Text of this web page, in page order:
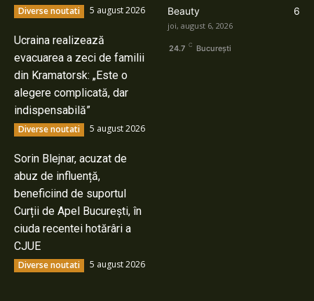
Diverse noutati 5 august 2026
Ucraina realizează
evacuarea a zeci de familii
din Kramatorsk: „Este o
alegere complicată, dar
indispensabilă”
Diverse noutati 5 august 2026
Sorin Blejnar, acuzat de
abuz de influență,
beneficiind de suportul
Curții de Apel București, în
ciuda recentei hotărâri a
CJUE
Diverse noutati 5 august 2026
Beauty
6
joi, august 6, 2026
24.7 C București